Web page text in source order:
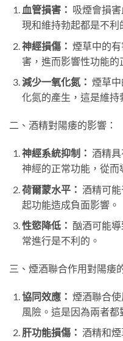
血管損害： 吸煙會損
現和維持勃起都是不利
神經損傷： 煙草中的
害，進而影響性功能的
減少一氧化氮： 煙草
化氮的產生，這是維持
二、酒精對陽痿的影響：
神經系統抑制： 酒精
神經的正常功能，從而
荷爾蒙水平： 酒精可
起功能造成負面影響。
性慾降低： 酗酒可能
常進行是不利的。
三、煙酒聯合作用對陽痿
協同效應： 煙酒聯合
風險。這是因為兩者都
肝功能損傷： 酒精和